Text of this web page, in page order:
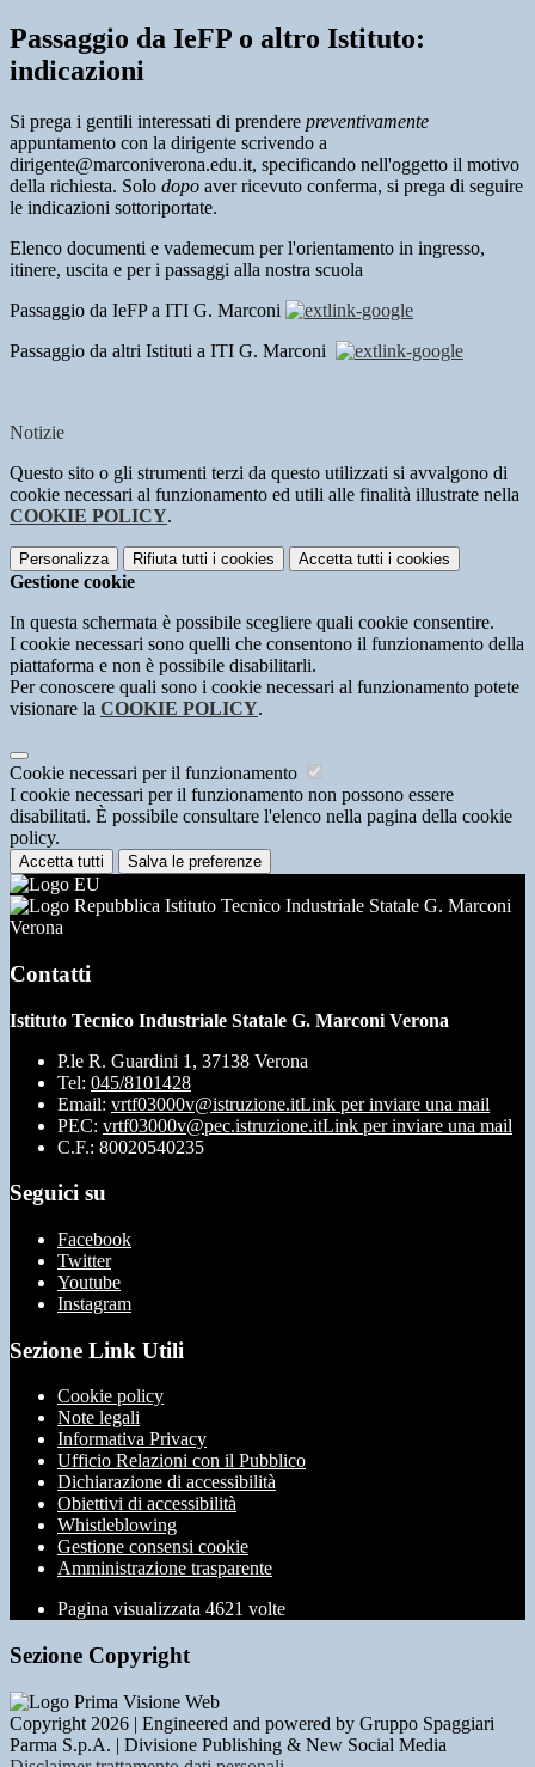
Passaggio da IeFP o altro Istituto:
indicazioni
Si prega i gentili interessati di prendere preventivamente
appuntamento con la dirigente scrivendo a
dirigente@marconiverona.edu.it, specificando nell'oggetto il motivo
della richiesta. Solo dopo aver ricevuto conferma, si prega di seguire
le indicazioni sottoriportate.
Elenco documenti e vademecum per l'orientamento in ingresso,
itinere, uscita e per i passaggi alla nostra scuola
Passaggio da IeFP a ITI G. Marconi
Passaggio da altri Istituti a ITI G. Marconi
Notizie
Questo sito o gli strumenti terzi da questo utilizzati si avvalgono di
cookie necessari al funzionamento ed utili alle finalità illustrate nella
COOKIE POLICY.
Personalizza Rifiuta tutti i cookies Accetta tutti i cookies
Gestione cookie
In questa schermata è possibile scegliere quali cookie consentire.
I cookie necessari sono quelli che consentono il funzionamento della
piattaforma e non è possibile disabilitarli.
Per conoscere quali sono i cookie necessari al funzionamento potete
visionare la COOKIE POLICY.
Cookie necessari per il funzionamento
I cookie necessari per il funzionamento non possono essere
disabilitati. È possibile consultare l'elenco nella pagina della cookie
policy.
Accetta tutti Salva le preferenze
Istituto Tecnico Industriale Statale G. Marconi
Verona
Contatti
Istituto Tecnico Industriale Statale G. Marconi Verona
P.le R. Guardini 1, 37138 Verona
Tel: 045/8101428
Email: vrtf03000v@istruzione.itLink per inviare una mail
PEC: vrtf03000v@pec.istruzione.itLink per inviare una mail
C.F.: 80020540235
Seguici su
Facebook
Twitter
Youtube
Instagram
Sezione Link Utili
Cookie policy
Note legali
Informativa Privacy
Ufficio Relazioni con il Pubblico
Dichiarazione di accessibilità
Obiettivi di accessibilità
Whistleblowing
Gestione consensi cookie
Amministrazione trasparente
Pagina visualizzata 4621 volte
Sezione Copyright
Copyright 2026 | Engineered and powered by Gruppo Spaggiari
Parma S.p.A. | Divisione Publishing & New Social Media